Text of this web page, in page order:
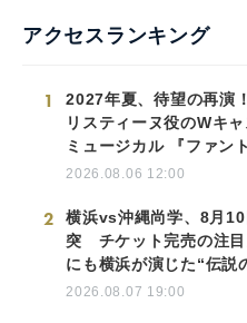
アクセスランキング
1
2027年夏、待望の再演
リスティーヌ役のWキ
ミュージカル 『ファン
2026.08.06 12:00
2
横浜vs沖縄尚学、8月
突 チケット完売の注
にも横浜が演じた“伝説
2026.08.07 19:00